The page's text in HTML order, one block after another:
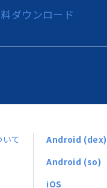
ダウンロード
て
Android (dex)
Android (so)
iOS